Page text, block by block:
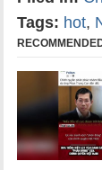
Tags: hot,